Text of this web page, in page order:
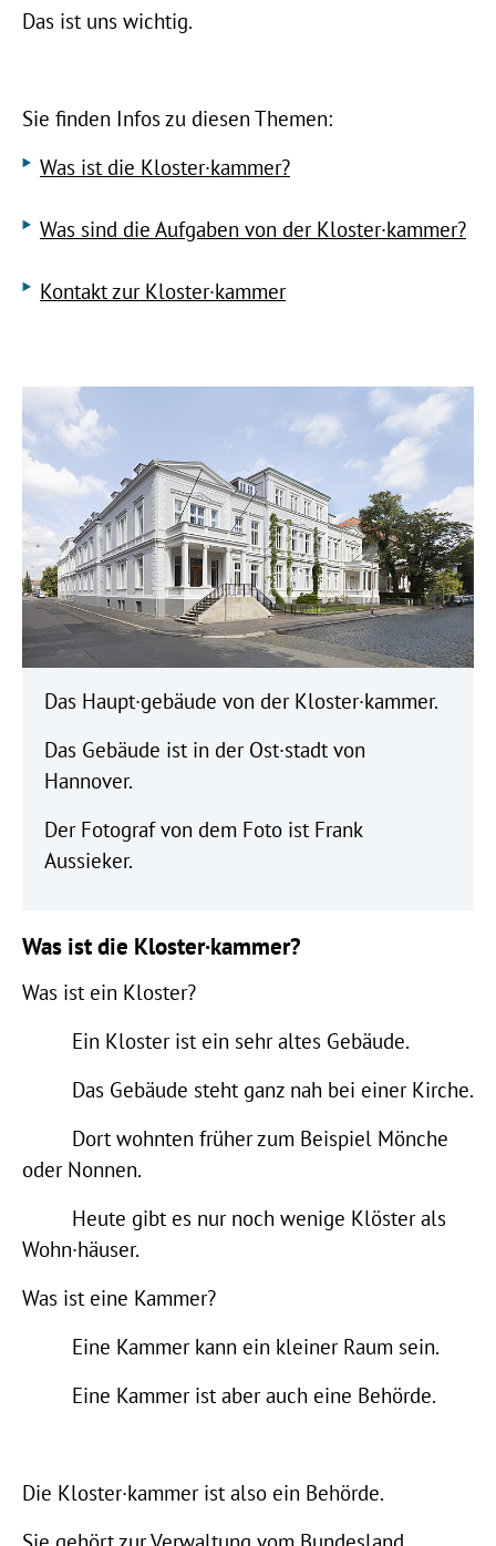
Das ist uns wichtig.
Sie finden Infos zu diesen Themen:
Was ist die Kloster·kammer?
Was sind die Aufgaben von der Kloster·kammer?
Kontakt zur Kloster·kammer
Das Haupt·gebäude von der Kloster·kammer.
Das Gebäude ist in der Ost·stadt von
Hannover.
Der Fotograf von dem Foto ist Frank
Aussieker.
Was ist die Kloster·kammer?
Was ist ein Kloster?
Ein Kloster ist ein sehr altes Gebäude.
Das Gebäude steht ganz nah bei einer Kirche.
Dort wohnten früher zum Beispiel Mönche
oder Nonnen.
Heute gibt es nur noch wenige Klöster als
Wohn·häuser.
Was ist eine Kammer?
Eine Kammer kann ein kleiner Raum sein.
Eine Kammer ist aber auch eine Behörde.
Die Kloster·kammer ist also ein Behörde.